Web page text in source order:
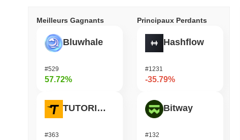
Meilleurs Gagnants
Bluwhale
#529
57.72%
TUTORIAL
#363
Principaux Perdants
Hashflow
#1231
-35.79%
Bitway
#132